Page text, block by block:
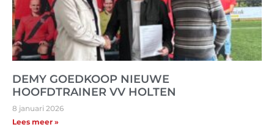
DEMY GOEDKOOP NIEUWE
HOOFDTRAINER VV HOLTEN
8 januari 2026
Lees meer »